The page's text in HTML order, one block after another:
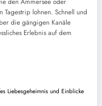
Tagestrip lohnen. Schnell und
die gängigen Kanäle
Erlebnis auf dem
Liebesgeheimnis und Einblicke